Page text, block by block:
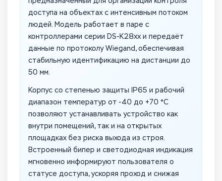
доступа на объектах с интенсивным потоком
людей. Модель работает в паре с
контроллерами серии DS-K28xx и передаёт
данные по протоколу Wiegand, обеспечивая
стабильную идентификацию на дистанции до
50 мм.
Корпус со степенью защиты IP65 и рабочий
диапазон температур от -40 до +70 °C
позволяют устанавливать устройство как
внутри помещений, так и на открытых
площадках без риска выхода из строя.
Встроенный бипер и светодиодная индикация
мгновенно информируют пользователя о
статусе доступа, ускоряя проход и снижая